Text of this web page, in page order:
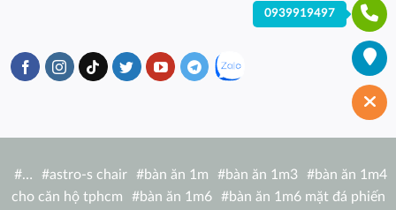
#… #astro-s chair #bàn ăn 1m #bàn ăn 1m3 #bàn ăn 1m4
cho căn hộ tphcm
#bàn ăn 1m6 #bàn ăn 1m6 mặt đá phiến
0939919497